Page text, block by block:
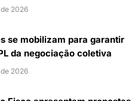
2026
se mobilizam para garantir
da negociação coletiva
2026